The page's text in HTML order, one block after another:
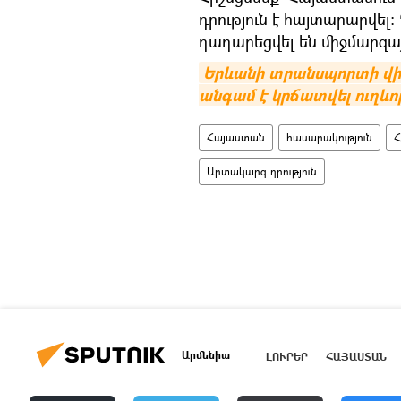
դրություն է
դադարեցվել են
Երևանի տրանսպորտի
անգամ է կրճատվել
Հայաստան հասարակություն
Արտակարգ դրություն
Արմենիա ԼՈՒՐԵՐ ՀԱՅԱՍՏԱՆ